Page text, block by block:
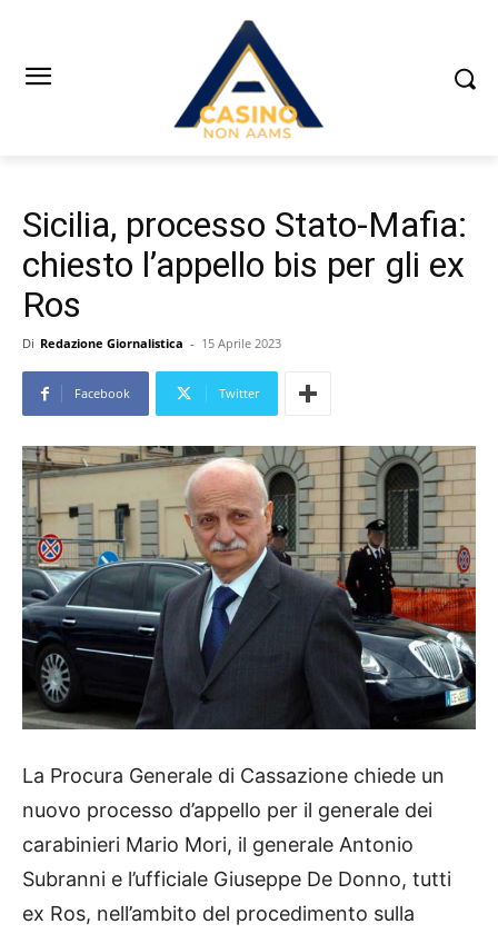
Sicilia, processo Stato-Mafia:
chiesto l’appello bis per gli ex
Ros
Di Redazione Giornalistica - 15 Aprile 2023
Facebook Twitter
La Procura Generale di Cassazione chiede un
nuovo processo d’appello per il generale dei
carabinieri Mario Mori, il generale Antonio
Subranni e l’ufficiale Giuseppe De Donno, tutti
ex Ros, nell’ambito del procedimento sulla